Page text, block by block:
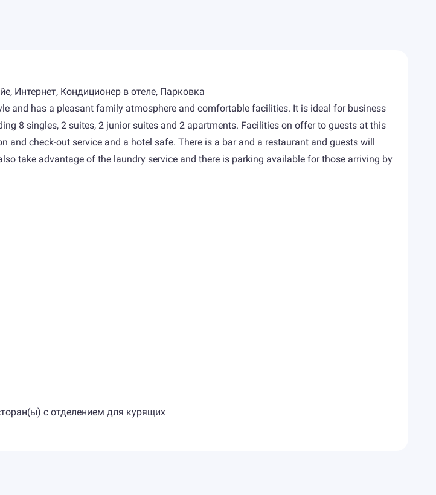
Интернет, Кондиционер в отеле, Парковка
and has a pleasant family atmosphere and comfortable facilities. It is ideal for business
8 singles, 2 suites, 2 junior suites and 2 apartments. Facilities on offer to guests at this
check-out service and a hotel safe. There is a bar and a restaurant and guests will
take advantage of the laundry service and there is parking available for those arriving by
с отделением для курящих